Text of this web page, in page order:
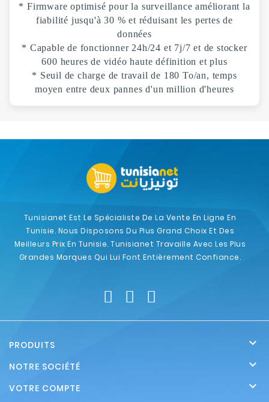
* Firmware optimisé pour la surveillance améliorant la
fiabilité jusqu'à 30 % et réduisant les pertes de
données
* Capable de fonctionner 24h/24 et 7j/7 et de stocker
600 heures de vidéo haute définition et plus
* Seuil de charge de travail de 180 To/an, temps
moyen entre deux pannes d'un million d'heures
Tunisianet Est Le Spécialiste De La Vente En Ligne En
Tunisie. Nous Disposons Du Plus Grand Choix Et Des
Meilleurs Prix En Tunisie. Tunisianet Travaille Avec Les Plus
Grandes Marques Qui Lui Font Entièrement Confiance.
PRODUITS 
NOTRE SOCIÉTÉ 
VOTRE COMPTE
